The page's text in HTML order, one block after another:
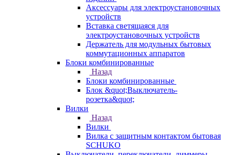
Аксессуары для электроустановочных
устройств
Вставка светящаяся для
электроустановочных устройств
Держатель для модульных бытовых
коммутационных аппаратов
Блоки комбинированные
Назад
Блоки комбинированные
Блок &quot;Выключатель-
розетка&quot;
Вилки
Назад
Вилки
Вилка с защитным контактом бытовая
SCHUKO